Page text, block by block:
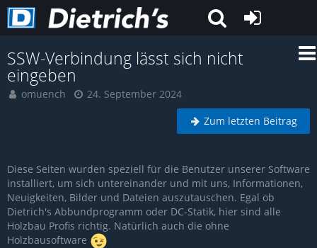
SSW-Verbindung lässt sich nicht
eingeben
omuench
24. September 2024
Zum letzten Beitrag
Diese Seiten wurden speziell für die Benutzer unserer Software
installiert, um sich untereinander und mit uns, Informationen,
Neuigkeiten, Bilder und Dateien auszutauschen. Egal ob
Dietrich's Abbundprogramm oder DC-Statik, hier sind alle
Holzbau Profis richtig. Natürlich auch die ohne
Holzbausoftware